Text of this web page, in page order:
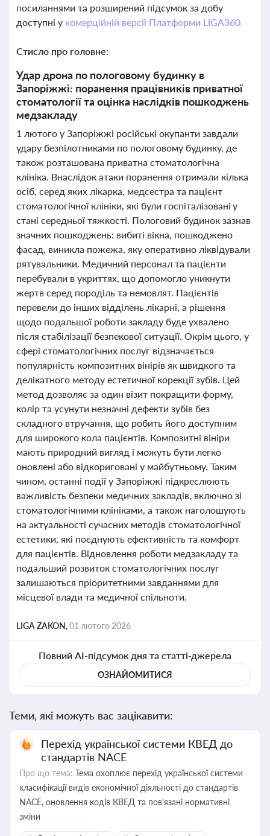
посиланнями та розширений підсумок за добу
доступні у комерційній версії Платформи LIGA360.
Стисло про головне:
Удар дрона по пологовому будинку в
Запоріжжі: поранення працівників приватної
стоматології та оцінка наслідків пошкоджень
медзакладу
1 лютого у Запоріжжі російські окупанти завдали
удару безпілотниками по пологовому будинку, де
також розташована приватна стоматологічна
клініка. Внаслідок атаки поранення отримали кілька
осіб, серед яких лікарка, медсестра та пацієнт
стоматологічної клініки, які були госпіталізовані у
стані середньої тяжкості. Пологовий будинок зазнав
значних пошкоджень: вибиті вікна, пошкоджено
фасад, виникла пожежа, яку оперативно ліквідували
рятувальники. Медичний персонал та пацієнти
перебували в укриттях, що допомогло уникнути
жертв серед породіль та немовлят. Пацієнтів
перевели до інших відділень лікарні, а рішення
щодо подальшої роботи закладу буде ухвалено
після стабілізації безпекової ситуації. Окрім цього, у
сфері стоматологічних послуг відзначається
популярність композитних вінірів як швидкого та
делікатного методу естетичної корекції зубів. Цей
метод дозволяє за один візит покращити форму,
колір та усунути незначні дефекти зубів без
складного втручання, що робить його доступним
для широкого кола пацієнтів. Композитні вініри
мають природний вигляд і можуть бути легко
оновлені або відкориговані у майбутньому. Таким
чином, останні події у Запоріжжі підкреслюють
важливість безпеки медичних закладів, включно зі
стоматологічними клініками, а також наголошують
на актуальності сучасних методів стоматологічної
естетики, які поєднують ефективність та комфорт
для пацієнтів. Відновлення роботи медзакладу та
подальший розвиток стоматологічних послуг
залишаються пріоритетними завданнями для
місцевої влади та медичної спільноти.
LIGA ZAKON,01 лютого 2026
Повний AI-підсумок дня та статті-джерела
ОЗНАЙОМИТИСЯ
Теми, які можуть вас зацікавити:
Перехід української системи КВЕД до
стандартів NACE
Про що тема: Тема охоплює перехід української системи
класифікації видів економічної діяльності до стандартів
NACE, оновлення кодів КВЕД та пов'язані нормативні
зміни